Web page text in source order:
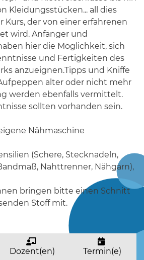
Kleidungsstücken... all dies
Kurs, der von einer erfahrenen
wird. Anfänger und
hier die Möglichkeit, sich
und Fertigkeiten des
anzueignen.Tipps und Kniffe
alter oder nicht mehr
werden ebenfalls vermittelt.
sollten vorhanden sein.
Nähmaschine
(Schere, Stecknadeln,
Nahttrenner, Nähgarn),
bringen bitte einen Schnitt
Stoff mit.
Dozent(en) Termin(e)